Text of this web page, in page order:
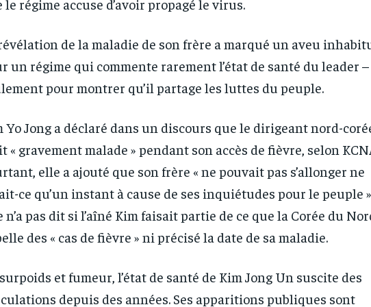
and you
RECOMMENDED
1-YEAR
/ year
Pay now and you get access to exclusive
news and articles for a whole year.
1-MONTH
By agreeing to this tier,
every month after the
opt out of the monthly
and you
RECOMMENDED
1-YEAR
/ year
Pay now and you get access to exclusive
news and articles for a whole year.
1-MONTH
By agreeing to this tier,
every month after the
opt out of the monthly
le régime accuse d’avoir propagé le virus.
de la maladie de son frère a marqué un aveu
un régime qui commente rarement l’état de santé du leader
pour montrer qu’il partage les luttes du peuple.
Yo Jong a déclaré dans un discours que le dirigeant nord-
« gravement malade » pendant son accès de fièvre, selon
elle a ajouté que son frère « ne pouvait pas s’allonger ne
ce qu’un instant à cause de ses inquiétudes pour le peuple
n’a pas dit si l’aîné Kim faisait partie de ce que la Corée du
des « cas de fièvre » ni précisé la date de sa maladie.
et fumeur, l’état de santé de Kim Jong Un suscite des
depuis des années. Ses apparitions publiques sont